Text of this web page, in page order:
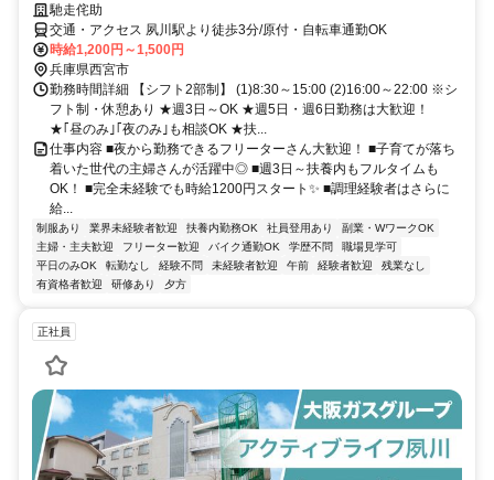
馳走侘助
交通・アクセス 夙川駅より徒歩3分/原付・自転車通勤OK
時給1,200円～1,500円
兵庫県西宮市
勤務時間詳細 【シフト2部制】 (1)8:30～15:00 (2)16:00～22:00 ※シ
フト制・休憩あり ★週3日～OK ★週5日・週6日勤務は大歓迎！
★｢昼のみ｣｢夜のみ｣も相談OK ★扶...
仕事内容 ■夜から勤務できるフリーターさん大歓迎！ ■子育てが落ち
着いた世代の主婦さんが活躍中◎ ■週3日～扶養内もフルタイムも
OK！ ■完全未経験でも時給1200円スタート✨ ■調理経験者はさらに
給...
制服あり 業界未経験者歓迎 扶養内勤務OK 社員登用あり
副業・WワークOK
主婦・主夫歓迎
フリーター歓迎 バイク通勤OK 学歴不問
職場見学可
平日のみOK
転勤なし 経験不問 未経験者歓迎 午前 経験者歓迎
残業なし
有資格者歓迎
研修あり 夕方
正社員